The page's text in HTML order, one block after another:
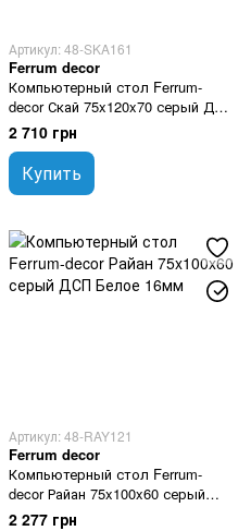
Артикул: 48-SKA161
Ferrum decor
Компьютерный стол Ferrum-
decor Скай 75x120x70 серый ДСП
Белое 16мм
2 710 грн
Купить
Артикул: 48-RAY121
Ferrum decor
Компьютерный стол Ferrum-
decor Райан 75x100x60 серый
ДСП Белое 16мм
2 277 грн